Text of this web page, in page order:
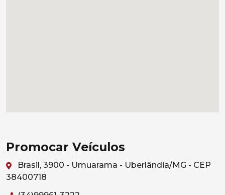
Promocar Veículos
Brasil, 3900 - Umuarama - Uberlândia/MG - CEP
38400718